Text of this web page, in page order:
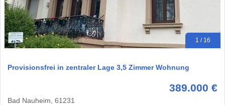
1 / 16
Provisionsfrei in zentraler Lage 3,5 Zimmer Wohnung
389.000 €
Bad Nauheim, 61231